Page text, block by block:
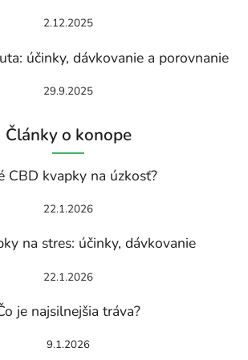
2.12.2025
účinky, dávkovanie a porovnanie
29.9.2025
Články o konope
CBD kvapky na úzkosť?
22.1.2026
na stres: účinky, dávkovanie
22.1.2026
je najsilnejšia tráva?
9.1.2026